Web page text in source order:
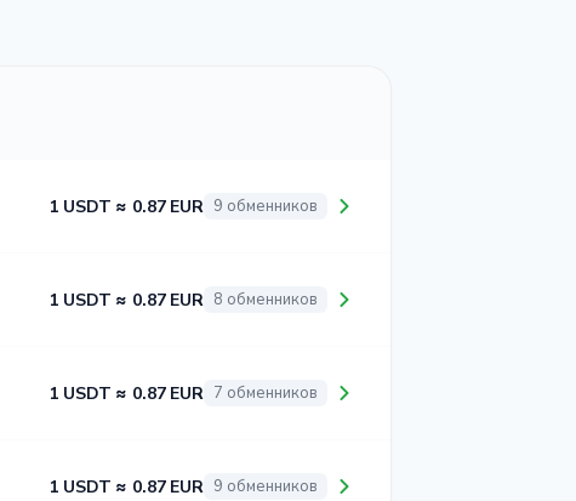
1 USDT ≈ 0.87 EUR 9 обменников
1 USDT ≈ 0.87 EUR 8 обменников
1 USDT ≈ 0.87 EUR 7 обменников
1 USDT ≈ 0.87 EUR 9 обменников